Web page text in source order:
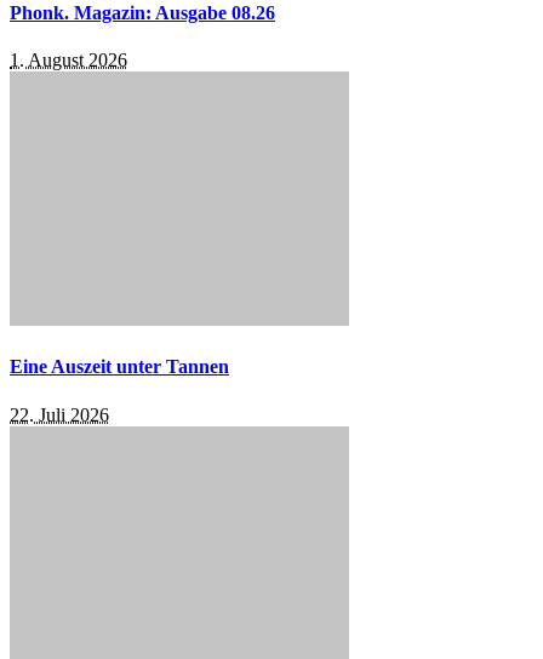
Phonk. Magazin: Ausgabe 08.26
1. August 2026
Eine Auszeit unter Tannen
22. Juli 2026